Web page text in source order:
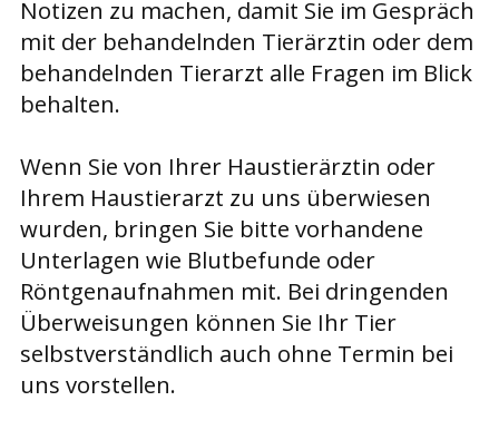
Notizen zu machen, damit Sie im Gespräch
mit der behandelnden Tierärztin oder dem
behandelnden Tierarzt alle Fragen im Blick
behalten.
Wenn Sie von Ihrer Haustierärztin oder
Ihrem Haustierarzt zu uns überwiesen
wurden, bringen Sie bitte vorhandene
Unterlagen wie Blutbefunde oder
Röntgenaufnahmen mit. Bei dringenden
Überweisungen können Sie Ihr Tier
selbstverständlich auch ohne Termin bei
uns vorstellen.